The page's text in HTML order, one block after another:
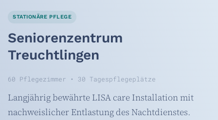
STATIONÄRE PFLEGE
Seniorenzentrum
Treuchtlingen
60 Pflegezimmer • 30 Tagespflegeplätze
Langjährig bewährte LISA care Installation mit
nachweislicher Entlastung des Nachtdienstes.